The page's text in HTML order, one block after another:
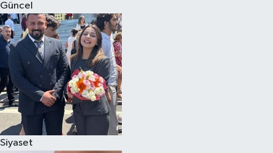
Güncel
Siyaset